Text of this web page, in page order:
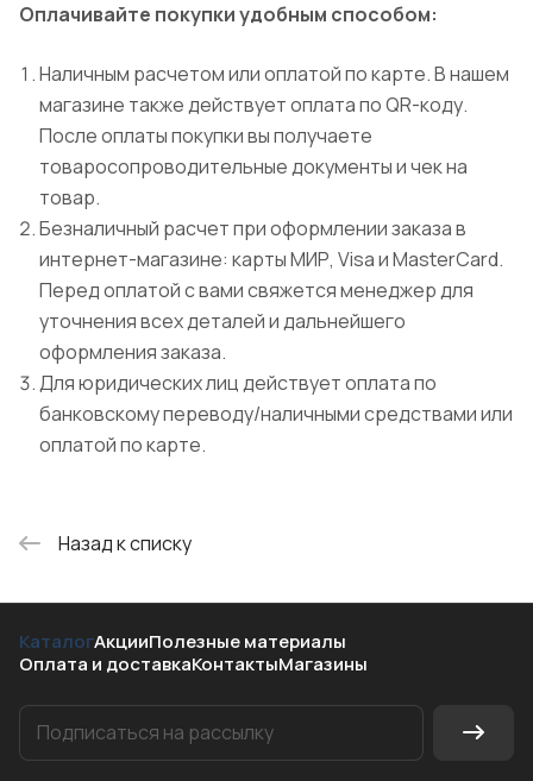
Оплачивайте покупки удобным способом:
Наличным расчетом или оплатой по карте. В нашем
магазине также действует оплата по QR-коду.
После оплаты покупки вы получаете
товаросопроводительные документы и чек на
товар.
Безналичный расчет при оформлении заказа в
интернет-магазине: карты МИР, Visa и MasterCard.
Перед оплатой с вами свяжется менеджер для
уточнения всех деталей и дальнейшего
оформления заказа.
Для юридических лиц действует оплата по
банковскому переводу/наличными средствами или
оплатой по карте.
Назад к списку
КаталогАкцииПолезные материалы
Оплата и доставкаКонтактыМагазины